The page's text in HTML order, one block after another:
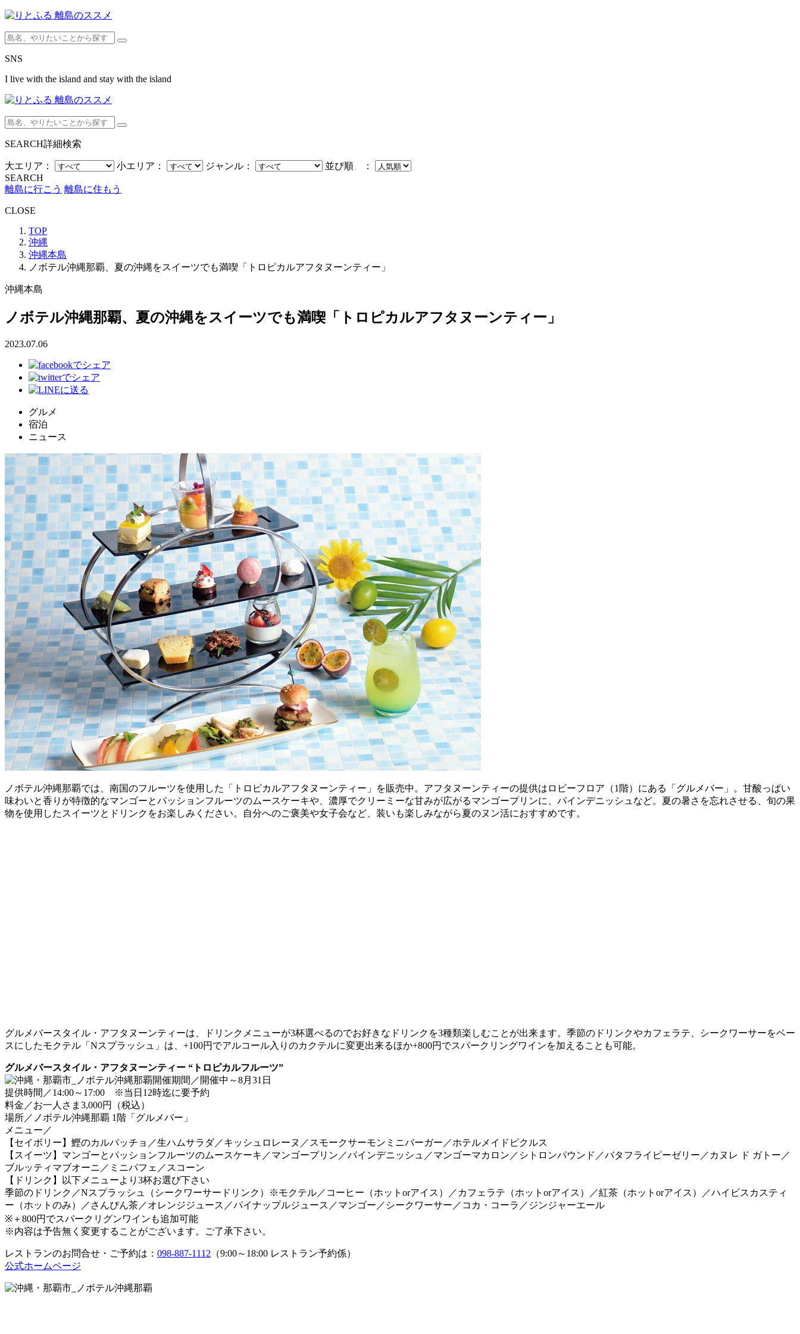
SNS
I live with the island and stay with the island
SEARCH詳細検索
大エリア： 小エリア： ジャンル：
並び順 ：
SEARCH
離島に行こう 離島に住もう
CLOSE
TOP
沖縄
沖縄本島
ノボテル沖縄那覇、夏の沖縄をスイーツでも満喫「トロピカルアフタヌーンティー」
沖縄本島
ノボテル沖縄那覇、夏の沖縄をスイーツでも満喫「トロピカルアフタヌーンティー」
2023.07.06
グルメ
宿泊
ニュース
ノボテル沖縄那覇では、南国のフルーツを使用した「トロピカルアフタヌーンティー」を販売中。アフタヌーンティーの提供はロビーフロア（1階）にある「グルメバー」。甘酸っぱい
味わいと香りが特徴的なマンゴーとパッションフルーツのムースケーキや、濃厚でクリーミーな甘みが広がるマンゴープリンに、パインデニッシュなど。夏の暑さを忘れさせる、旬の果
物を使用したスイーツとドリンクをお楽しみください。自分へのご褒美や女子会など、装いも楽しみながら夏のヌン活におすすめです。
グルメバースタイル・アフタヌーンティーは、ドリンクメニューが3杯選べるのでお好きなドリンクを3種類楽しむことが出来ます。季節のドリンクやカフェラテ、シークワーサーをベー
スにしたモクテル「Nスプラッシュ」は、+100円でアルコール入りのカクテルに変更出来るほか+800円でスパークリングワインを加えることも可能。
グルメバースタイル・アフタヌーンティー “トロピカルフルーツ”
開催期間／開催中～8月31日
提供時間／14:00～17:00 ※当日12時迄に要予約
料金／お一人さま3,000円（税込）
場所／ノボテル沖縄那覇 1階「グルメバー」
メニュー／
【セイボリー】鰹のカルパッチョ／生ハムサラダ／キッシュロレーヌ／スモークサーモンミニバーガー／ホテルメイドピクルス
【スイーツ】マンゴーとパッションフルーツのムースケーキ／マンゴープリン／パインデニッシュ／マンゴーマカロン／シトロンパウンド／バタフライピーゼリー／カヌレ ド ガトー／
ブルッティマブオーニ／ミニパフェ／スコーン
【ドリンク】以下メニューより3杯お選び下さい
季節のドリンク／Nスプラッシュ（シークワーサードリンク）※モクテル／コーヒー（ホットorアイス）／カフェラテ（ホットorアイス）／紅茶（ホットorアイス）／ハイビスカスティ
ー（ホットのみ）／さんぴん茶／オレンジジュース／パイナップルジュース／マンゴー／シークワーサー／コカ・コーラ／ジンジャーエール
※＋800円でスパークリグンワインも追加可能
※内容は予告無く変更することがございます。ご了承下さい。
レストランのお問合せ・ご予約は： 098-887-1112 （9:00～18:00 レストラン予約係）
公式ホームページ